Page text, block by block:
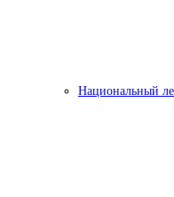
Национальный